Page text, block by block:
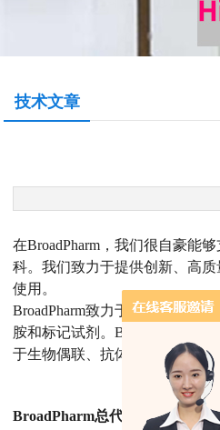
技术文章
在BroadPharm，我们很自豪能
科。我们致力于提供创新、高
使用。
BroadPharm致力于为用户提供
胺和标记试剂。BroadPharm成
于生物偶联、抗体-药物偶联
BroadPharm总代理：靶点科技